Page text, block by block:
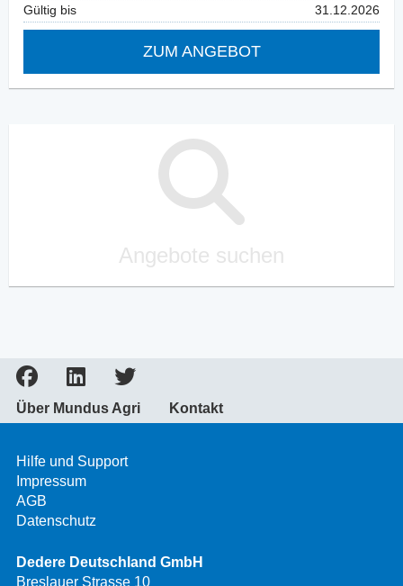
Gültig bis
31.12.2026
ZUM ANGEBOT
Angebote suchen
Über Mundus Agri Kontakt
Hilfe und Support
Impressum
AGB
Datenschutz
Dedere Deutschland GmbH
Breslauer Strasse 10